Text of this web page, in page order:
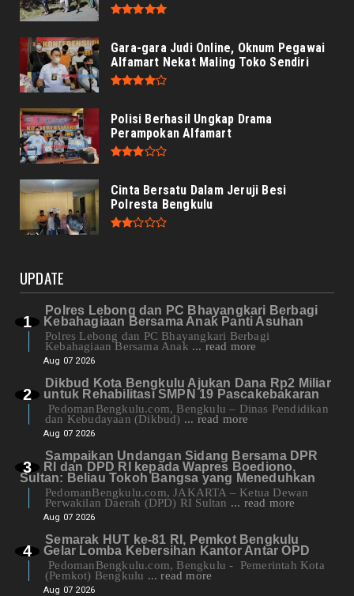
Gara-gara Judi Online, Oknum Pegawai
Alfamart Nekat Maling Toko Sendiri
Polisi Berhasil Ungkap Drama
Perampokan Alfamart
Cinta Bersatu Dalam Jeruji Besi
Polresta Bengkulu
UPDATE
Polres Lebong dan PC Bhayangkari Berbagi
Kebahagiaan Bersama Anak Panti Asuhan
Polres Lebong dan PC Bhayangkari Berbagi
Kebahagiaan Bersama Anak ... read more
Aug 07 2026
Dikbud Kota Bengkulu Ajukan Dana Rp2 Miliar
untuk Rehabilitasi SMPN 19 Pascakebakaran
PedomanBengkulu.com, Bengkulu – Dinas Pendidikan
dan Kebudayaan (Dikbud) ... read more
Aug 07 2026
Sampaikan Undangan Sidang Bersama DPR
RI dan DPD RI kepada Wapres Boediono,
Sultan: Beliau Tokoh Bangsa yang Meneduhkan
PedomanBengkulu.com, JAKARTA – Ketua Dewan
Perwakilan Daerah (DPD) RI Sultan ... read more
Aug 07 2026
Semarak HUT ke-81 RI, Pemkot Bengkulu
Gelar Lomba Kebersihan Kantor Antar OPD
PedomanBengkulu.com, Bengkulu - Pemerintah Kota
(Pemkot) Bengkulu ... read more
Aug 07 2026